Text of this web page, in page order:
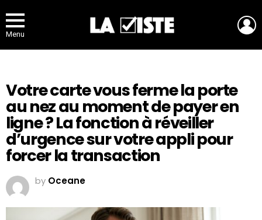
Menu
Votre carte vous ferme la porte
au nez au moment de payer en
ligne ? La fonction à réveiller
d’urgence sur votre appli pour
forcer la transaction
by Oceane